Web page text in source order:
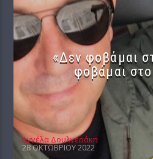
«Δεν φοβάμαι
φοβάμαι
Αγγέλα Δουλγεράκη
28 ΟΚΤΩΒΡΊΟΥ 2022